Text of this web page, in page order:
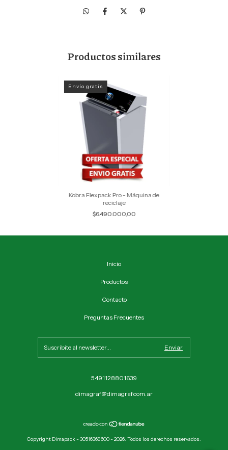
Productos similares
Envío gratis
Kobra Flexpack Pro - Máquina de
reciclaje
$6.490.000,00
Inicio
Productos
Contacto
Preguntas Frecuentes
5491128801639
dimagraf@dimagraf.com.ar
Copyright Dimapack - 30516369600 - 2026. Todos los derechos reservados.